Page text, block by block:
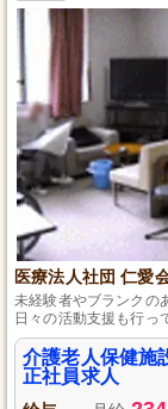
医療法人社団 仁愛
未経験者やブランクの
日々の活動支援も行っ
はじめ、ご家族の意向
に力を入れています
ば活かせる仕事です。
介護老人保健施
正社員求人